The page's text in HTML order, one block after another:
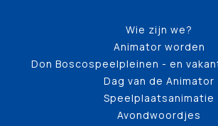
Wie zijn we?
Animator worden
Don Boscospeelpleinen - en
Dag van de Animator
Speelplaatsanimatie
Avondwoordjes